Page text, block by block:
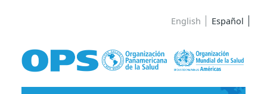
English Español